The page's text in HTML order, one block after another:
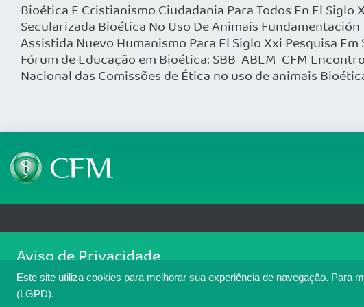
Este site utiliza cookies para melhorar sua experiência de navegação. Para
(LGPD).
Bioética E Cristianismo Ciudadania Para Todos En El
Secularizada Bioética No Uso De Animais
Assistida Nuevo Humanismo Para El Siglo Xxi Pesquisa
Fórum de Educação em Bioética: SBB-ABEM-CFM
Nacional das Comissões de Ética no uso de animais
SGAS 616, Conjunto D, Lote 115, L2 Sul, Brasília/DF - CEP: 70200-760 - CNPJ: 33.583.550/
Copyright 2026 CFM. Todos os direitos reservados.
Aviso de Privacidade
Nós usamos cookies para melhorar sua experiência de navegação no
cookies. Para ter mais informações sobre como isso é feito, acesse